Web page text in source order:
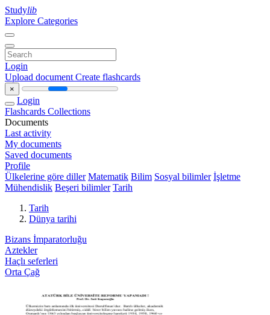
Studylib
Explore Categories
Login
Upload document Create flashcards
×
Login
Flashcards Collections
Documents
Last activity
My documents
Saved documents
Profile
Ülkelerine göre diller Matematik Bilim Sosyal bilimler İşletme
Mühendislik Beşeri bilimler Tarih
Tarih
Dünya tarihi
Bizans İmparatorluğu
Aztekler
Haçlı seferleri
Orta Çağ